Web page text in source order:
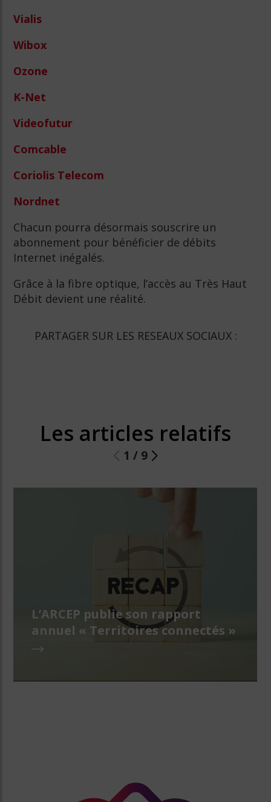
Vialis
Wibox
Ozone
K-Net
Videofutur
Comcable
Coriolis Telecom
Nordnet
Chacun pourra désormais souscrire un
abonnement pour bénéficier de débits
Internet inégalés.
Grâce à la fibre optique, l’accès au Très Haut
Débit devient une réalité.
PARTAGER SUR LES RESEAUX SOCIAUX :
Les articles relatifs
1 / 9
L’ARCEP publie son rapport
annuel « Territoires connectés »